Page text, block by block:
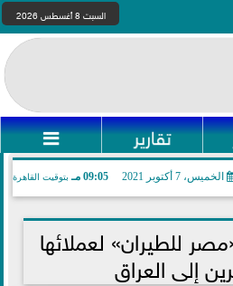
السبت 8 أغسطس 2026
تقارير 
الخميس، 7 أكتوبر 2021 09:05 مـ بتوقيت القاهرة
للطيران» لعملائها
إلى العراق